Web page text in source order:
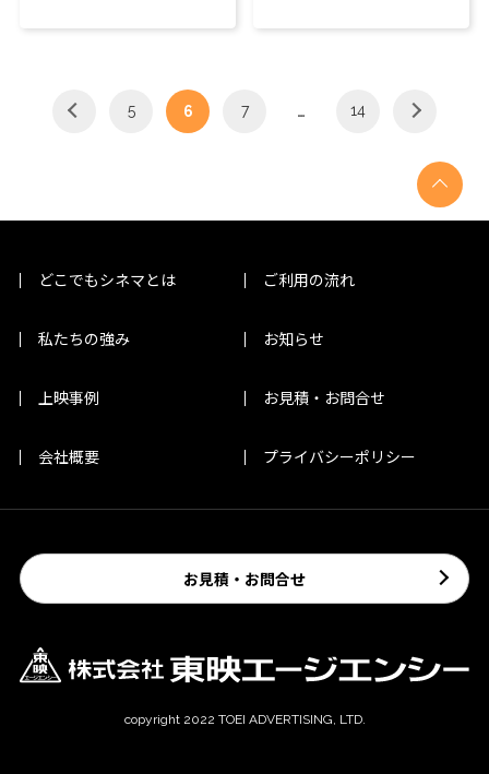
5 6 7 … 14
どこでもシネマとは ご利用の流れ
私たちの強み お知らせ
上映事例 お見積・お問合せ
会社概要 プライバシーポリシー
お見積・お問合せ
copyright 2022 TOEI ADVERTISING, LTD.